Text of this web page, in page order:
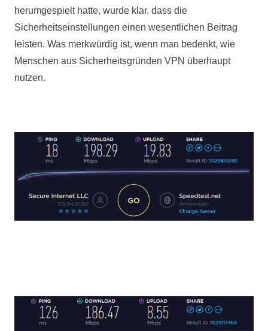
herumgespielt hatte, wurde klar, dass die
Sicherheitseinstellungen einen wesentlichen Beitrag
leisten. Was merkwürdig ist, wenn man bedenkt, wie
Menschen aus Sicherheitsgründen VPN überhaupt
nutzen.